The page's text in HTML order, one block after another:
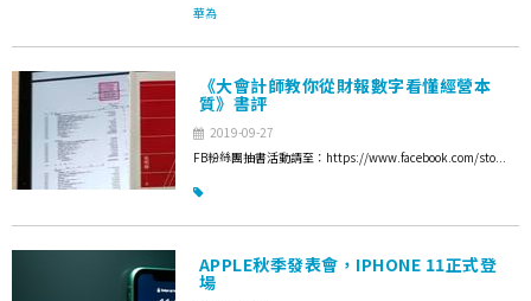
華為
《大會計師教你從財報數字看懂經營本
質》書評
2019-09-27
FB粉絲團抽書活動請至：https://www.facebook.com/sto...
APPLE秋季發表會，IPHONE 11正式登
場